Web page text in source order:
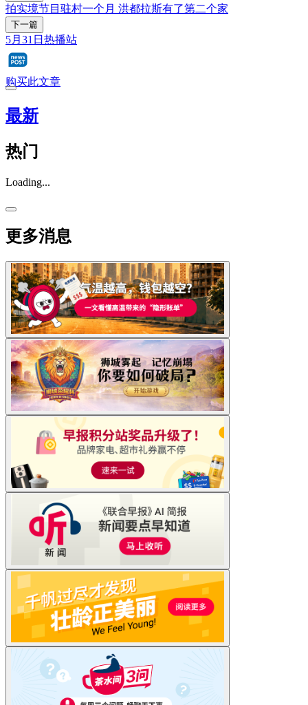
拍实境节目驻村一个月 洪都拉斯有了第二个家
下一篇
5月31日热播站
购买此文章
最新
热门
Loading...
更多消息